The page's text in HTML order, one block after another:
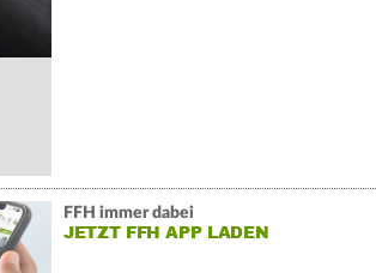
FFH immer dabei
JETZT FFH APP LADEN